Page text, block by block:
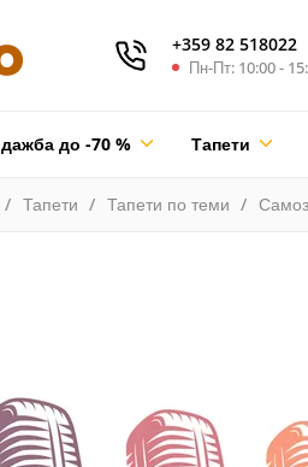
+359 82 518022
Пн-Пт: 10:00 -
до -70 % Тапети
Тапети Тапети по теми